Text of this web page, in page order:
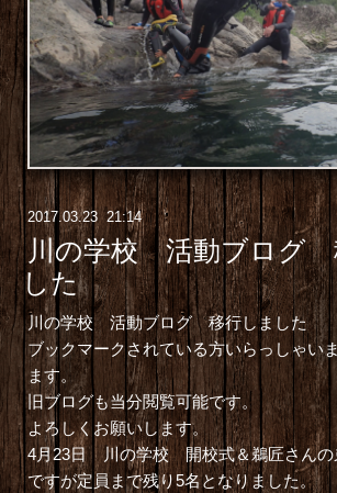
2017.03.23 21:14
川の学校 活動ブログ
した
川の学校 活動ブログ移行しました
ブックマークされている方いらっしゃい
ます。
旧ブログも当分閲覧可能です。
よろしくお願いします。
4月23日川の学校 開校式＆鵜匠さんの
ですが定員まで残り5名となりました。